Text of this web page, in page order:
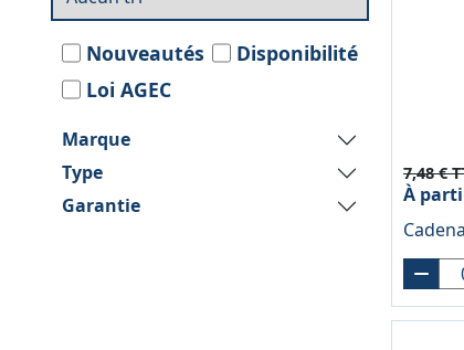
Nouveautés
Disponibilité
Loi AGEC
Marque
Type
Garantie
7,48 €
À